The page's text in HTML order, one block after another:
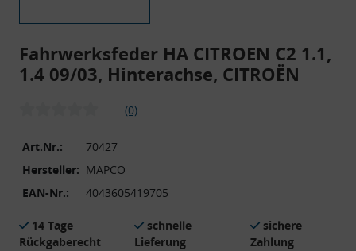
Fahrwerksfeder HA CITROEN C2 1.1,
1.4 09/03, Hinterachse, CITROËN
(0)
Art.Nr.:
70427
Hersteller: MAPCO
EAN-Nr.:
4043605419705
14 Tage
Rückgaberecht
schnelle
Lieferung
sichere
Zahlung